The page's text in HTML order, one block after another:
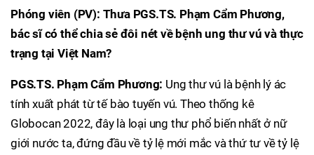
Phóng viên (PV): Thưa PGS.TS. Phạm Cẩm Phương,
bác sĩ có thể chia sẻ đôi nét về bệnh ung thư vú và thực
trạng tại Việt Nam?
PGS.TS. Phạm Cẩm Phương: Ung thư vú là bệnh lý ác
tính xuất phát từ tế bào tuyến vú. Theo thống kê
Globocan 2022, đây là loại ung thư phổ biến nhất ở nữ
giới nước ta, đứng đầu về tỷ lệ mới mắc và thứ tư về tỷ lệ